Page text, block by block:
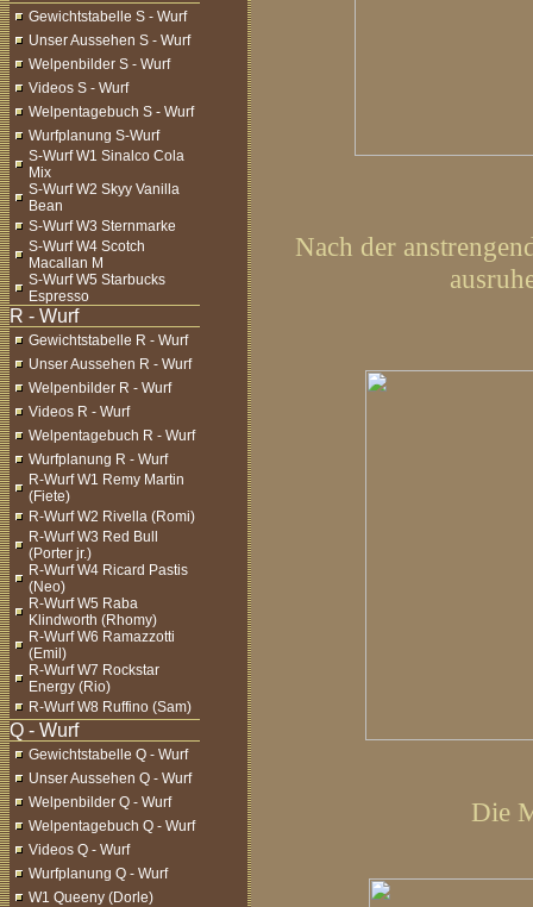
Gewichtstabelle S - Wurf
Unser Aussehen S - Wurf
Welpenbilder S - Wurf
Videos S - Wurf
Welpentagebuch S - Wurf
Wurfplanung S-Wurf
S-Wurf W1 Sinalco Cola
Mix
S-Wurf W2 Skyy Vanilla
Bean
S-Wurf W3 Sternmarke
S-Wurf W4 Scotch
Macallan M
S-Wurf W5 Starbucks
Espresso
Gewichtstabelle R - Wurf
Unser Aussehen R - Wurf
Welpenbilder R - Wurf
Videos R - Wurf
Welpentagebuch R - Wurf
Wurfplanung R - Wurf
R-Wurf W1 Remy Martin
(Fiete)
R-Wurf W2 Rivella (Romi)
R-Wurf W3 Red Bull
(Porter jr.)
R-Wurf W4 Ricard Pastis
(Neo)
R-Wurf W5 Raba
Klindworth (Rhomy)
R-Wurf W6 Ramazzotti
(Emil)
R-Wurf W7 Rockstar
Energy (Rio)
R-Wurf W8 Ruffino (Sam)
Gewichtstabelle Q - Wurf
Unser Aussehen Q - Wurf
Welpenbilder Q - Wurf
Welpentagebuch Q - Wurf
Videos Q - Wurf
Wurfplanung Q - Wurf
W1 Queeny (Dorle)
Nach der
Die